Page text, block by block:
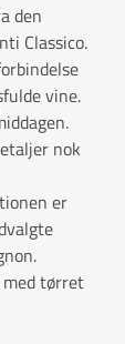
den
Classico.
vine.
nok
er
tørret